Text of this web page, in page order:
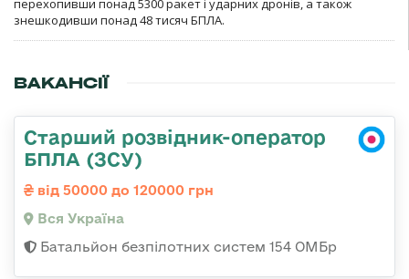
перехопивши понад 5300 ракет і ударних дронів, а також
знешкодивши понад 48 тисяч БПЛА.
ВАКАНСІЇ
Старший розвідник-оператор
БПЛА (ЗСУ)
від 50000 до 120000 грн
Вся Україна
Батальйон безпілотних систем 154 ОМБр